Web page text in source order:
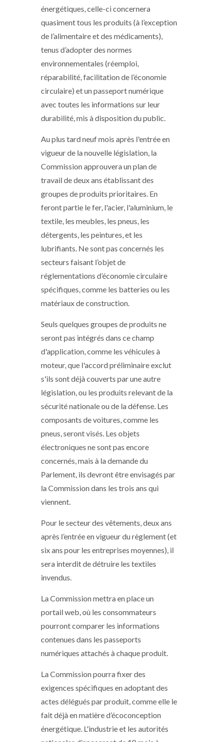
énergétiques, celle-ci concernera
quasiment tous les produits (à l’exception
de l’alimentaire et des médicaments),
tenus d’adopter des normes
environnementales (réemploi,
réparabilité, facilitation de l’économie
circulaire) et un passeport numérique
avec toutes les informations sur leur
durabilité, mis à disposition du public.
Au plus tard neuf mois après l'entrée en
vigueur de la nouvelle législation, la
Commission approuvera un plan de
travail de deux ans établissant des
groupes de produits prioritaires. En
feront partie le fer, l'acier, l'aluminium, le
textile, les meubles, les pneus, les
détergents, les peintures, et les
lubrifiants. Ne sont pas concernés les
secteurs faisant l’objet de
réglementations d’économie circulaire
spécifiques, comme les batteries ou les
matériaux de construction.
Seuls quelques groupes de produits ne
seront pas intégrés dans ce champ
d'application, comme les véhicules à
moteur, que l'accord préliminaire exclut
s'ils sont déjà couverts par une autre
législation, ou les produits relevant de la
sécurité nationale ou de la défense. Les
composants de voitures, comme les
pneus, seront visés. Les objets
électroniques ne sont pas encore
concernés, mais à la demande du
Parlement, ils devront être envisagés par
la Commission dans les trois ans qui
viennent.
Pour le secteur des vêtements, deux ans
après l’entrée en vigueur du règlement (et
six ans pour les entreprises moyennes), il
sera interdit de détruire les textiles
invendus.
La Commission mettra en place un
portail web, où les consommateurs
pourront comparer les informations
contenues dans les passeports
numériques attachés à chaque produit.
La Commission pourra fixer des
exigences spécifiques en adoptant des
actes délégués par produit, comme elle le
fait déjà en matière d’écoconception
énergétique. L'industrie et les autorités